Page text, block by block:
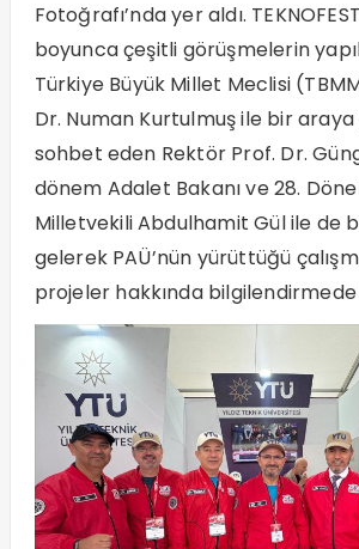
Fotoğrafı’nda yer aldı.
boyunca çeşitli görüşmelerin
Türkiye Büyük Millet Meclisi
Dr. Numan Kurtulmuş ile bir
sohbet eden Rektör Prof. Dr.
dönem Adalet Bakanı ve 28.
Milletvekili Abdulhamit Gül ile de
gelerek PAÜ’nün yürüttüğü
projeler hakkında